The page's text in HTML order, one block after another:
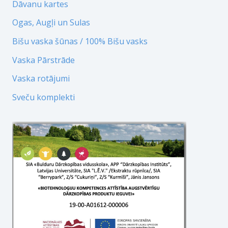
Dāvanu kartes
Ogas, Augļi un Sulas
Bišu vaska šūnas / 100% Bišu vasks
Vaska Pārstrāde
Vaska rotājumi
Sveču komplekti